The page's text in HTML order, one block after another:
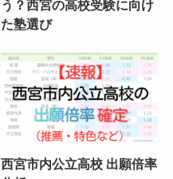
う？西宮の高校受験に向け
た塾選び
西宮市内公立高校 出願倍率